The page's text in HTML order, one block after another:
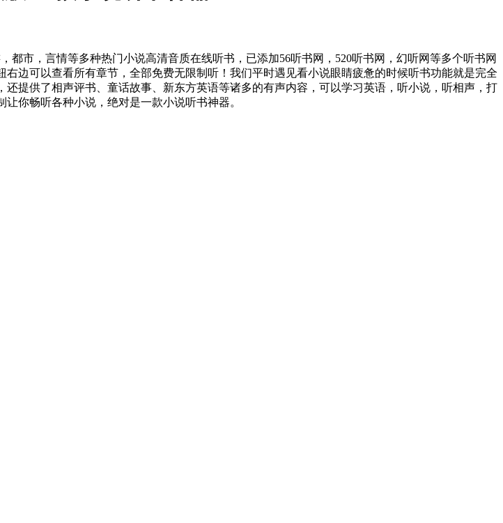
市，言情等多种热门小说高清音质在线听书，已添加56听书网，520听书网，幻听网等多个听书网
边可以查看所有章节，全部免费无限制听！我们平时遇见看小说眼睛疲惫的时候听书功能就是完全
提供了相声评书、童话故事、新东方英语等诸多的有声内容，可以学习英语，听小说，听相声，打
你畅听各种小说，绝对是一款小说听书神器。